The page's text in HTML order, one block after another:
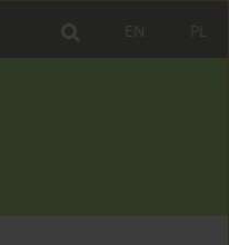
PL
EN